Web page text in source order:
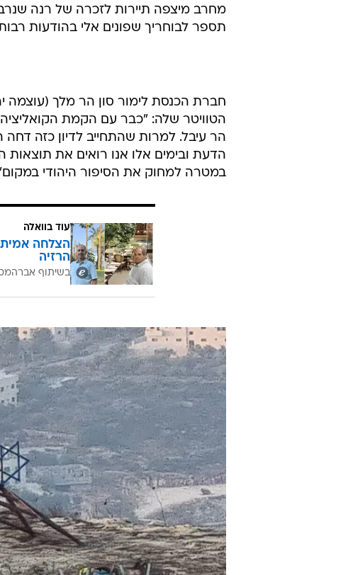
מחרב מיצפה תיירות לזכרה של רנה שנרב
תספר לבוחריך שפונים אלי בהודעות
חברת הכנסת לימור סון הר מלך (עוצמה
הטוויטר שלה: "כבר עם הקמת
הר עיבל. למרות שהתחייב לדיון כזה
הדעת ובימים אלו אנו רואים את
במטרה למחוק את הסיפור היהודי
עוד בוואלה
הרזיה
בשיתוף